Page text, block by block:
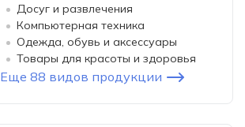
Досуг и развлечения
Компьютерная техника
Одежда, обувь и аксессуары
Товары для красоты и здоровья
Еще 88 видов продукции